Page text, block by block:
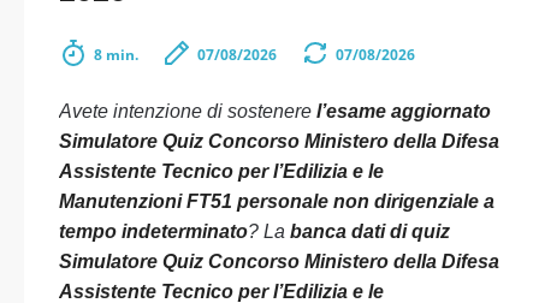
8 min. 07/08/2026 07/08/2026
Avete intenzione di sostenere l’esame aggiornato
Simulatore Quiz Concorso Ministero della Difesa
Assistente Tecnico per l’Edilizia e le
Manutenzioni FT51 personale non dirigenziale a
tempo indeterminato? La banca dati di quiz
Simulatore Quiz Concorso Ministero della Difesa
Assistente Tecnico per l’Edilizia e le